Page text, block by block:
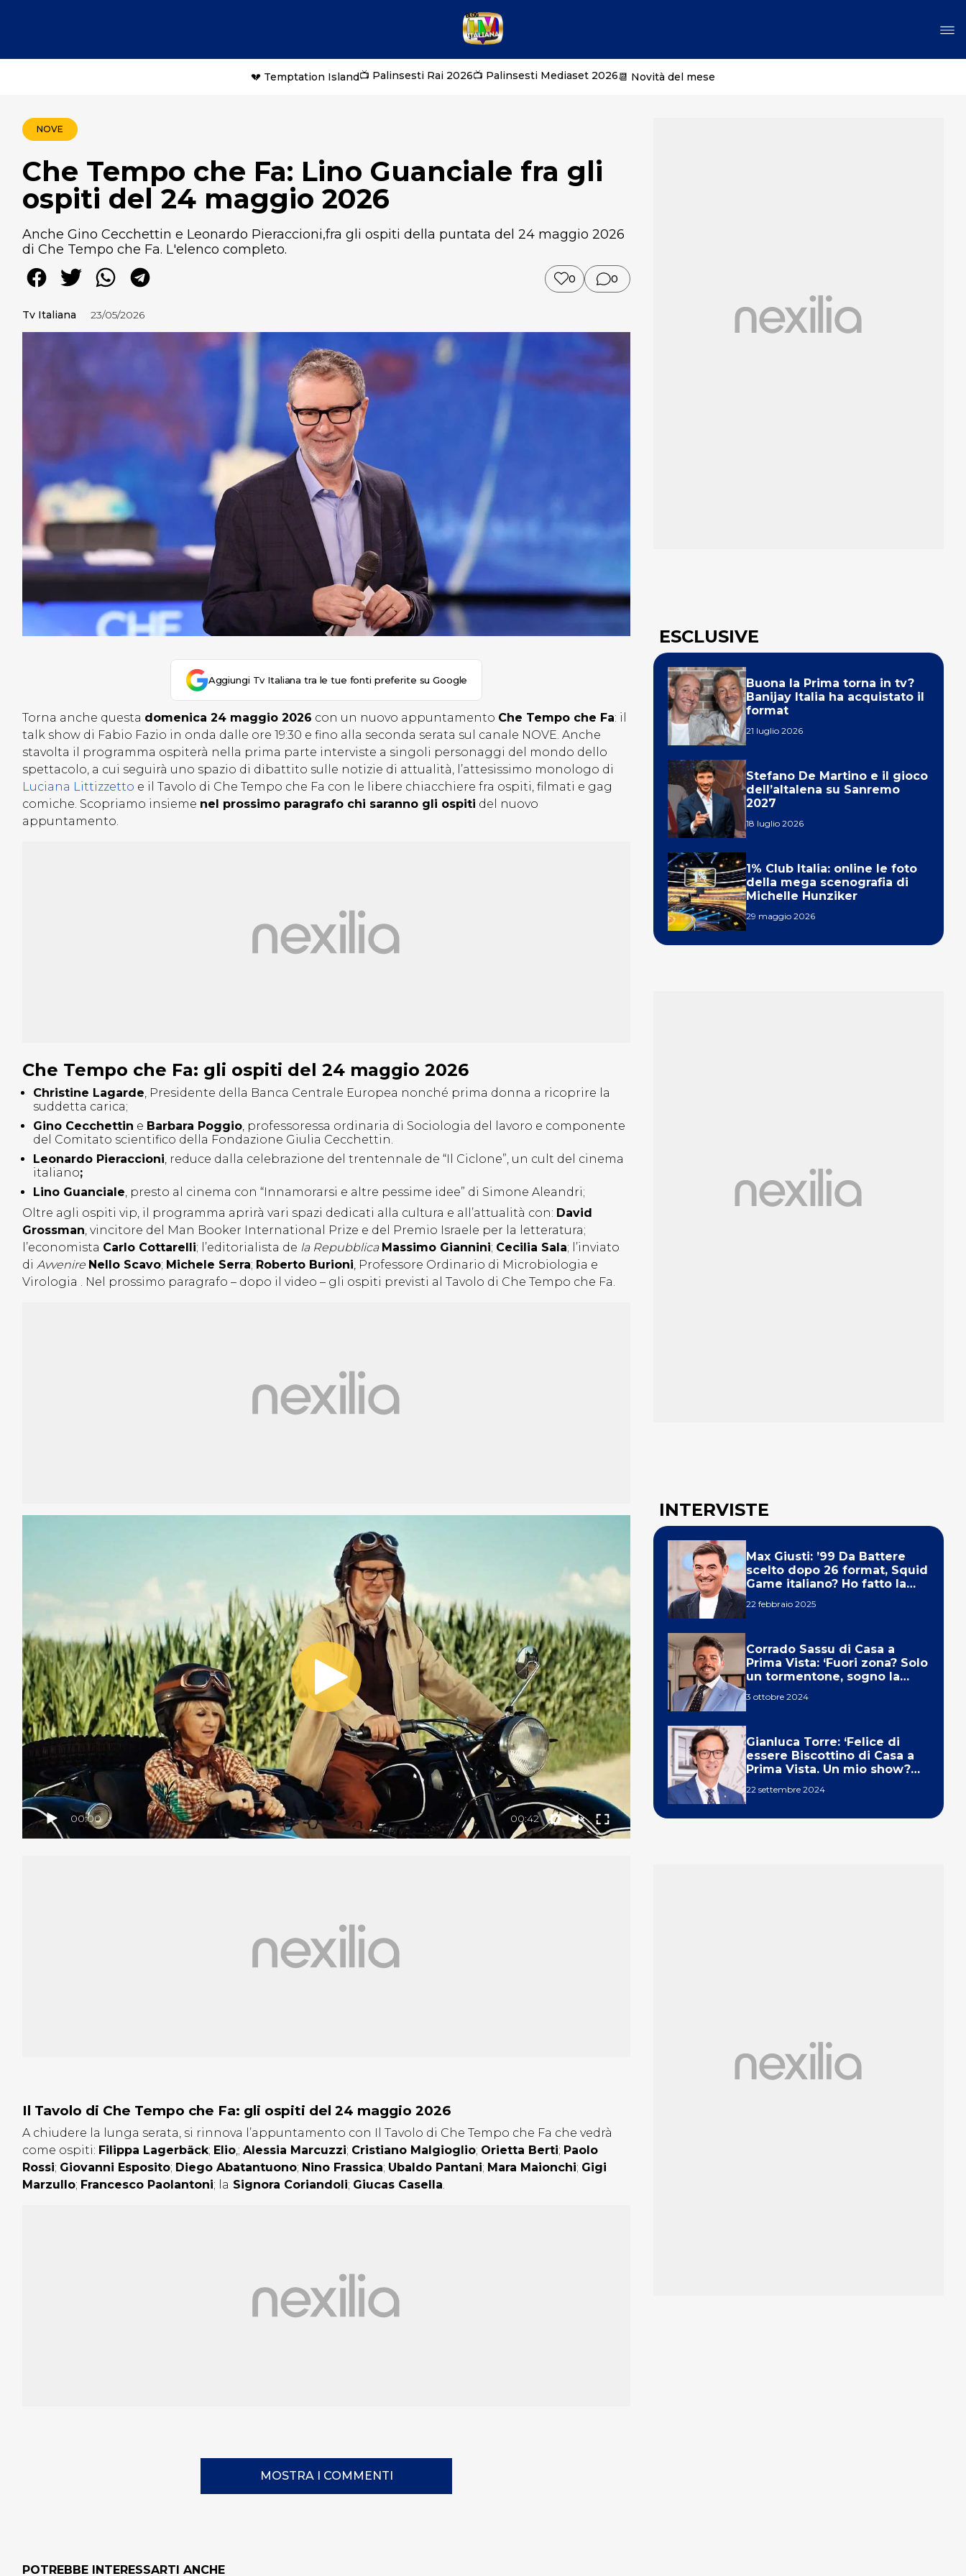
💔 Temptation Island📺 Palinsesti Rai 2026📺 Palinsesti Mediaset 2026📆 Novità del mese
NOVE
Che Tempo che Fa: Lino Guanciale fra gli
ospiti del 24 maggio 2026
Anche Gino Cecchettin e Leonardo Pieraccioni,fra gli ospiti della puntata del 24 maggio 2026
di Che Tempo che Fa. L'elenco completo.
0 0
Tv Italiana 23/05/2026
Aggiungi Tv Italiana tra le tue fonti preferite su Google
Torna anche questa domenica 24 maggio 2026 con un nuovo appuntamento Che Tempo che Fa: il
talk show di Fabio Fazio in onda dalle ore 19:30 e fino alla seconda serata sul canale NOVE. Anche
stavolta il programma ospiterà nella prima parte interviste a singoli personaggi del mondo dello
spettacolo, a cui seguirà uno spazio di dibattito sulle notizie di attualità, l’attesissimo monologo di
Luciana Littizzetto e il Tavolo di Che Tempo che Fa con le libere chiacchiere fra ospiti, filmati e gag
comiche. Scopriamo insieme nel prossimo paragrafo chi saranno gli ospiti del nuovo
appuntamento.
Che Tempo che Fa: gli ospiti del 24 maggio 2026
Christine Lagarde, Presidente della Banca Centrale Europea nonché prima donna a ricoprire la
suddetta carica;
Gino Cecchettin e Barbara Poggio, professoressa ordinaria di Sociologia del lavoro e componente
del Comitato scientifico della Fondazione Giulia Cecchettin.
Leonardo Pieraccioni, reduce dalla celebrazione del trentennale de “Il Ciclone”, un cult del cinema
italiano;
Lino Guanciale, presto al cinema con “Innamorarsi e altre pessime idee” di Simone Aleandri;
Oltre agli ospiti vip, il programma aprirà vari spazi dedicati alla cultura e all’attualità con: David
Grossman, vincitore del Man Booker International Prize e del Premio Israele per la letteratura;
l’economista Carlo Cottarelli; l’editorialista de la Repubblica Massimo Giannini; Cecilia Sala; l’inviato
di Avvenire Nello Scavo; Michele Serra; Roberto Burioni, Professore Ordinario di Microbiologia e
Virologia . Nel prossimo paragrafo – dopo il video – gli ospiti previsti al Tavolo di Che Tempo che Fa.
00:00 00:42
Il Tavolo di Che Tempo che Fa: gli ospiti del 24 maggio 2026
A chiudere la lunga serata, si rinnova l’appuntamento con Il Tavolo di Che Tempo che Fa che vedrà
come ospiti: Filippa Lagerbäck; Elio,; Alessia Marcuzzi; Cristiano Malgioglio; Orietta Berti; Paolo
Rossi; Giovanni Esposito; Diego Abatantuono; Nino Frassica; Ubaldo Pantani; Mara Maionchi; Gigi
Marzullo; Francesco Paolantoni; la Signora Coriandoli; Giucas Casella.
MOSTRA I COMMENTI
POTREBBE INTERESSARTI ANCHE
ESCLUSIVE
Buona la Prima torna in tv?
Banijay Italia ha acquistato il
format
21 luglio 2026
Stefano De Martino e il gioco
dell’altalena su Sanremo
2027
18 luglio 2026
1% Club Italia: online le foto
della mega scenografia di
Michelle Hunziker
29 maggio 2026
INTERVISTE
Max Giusti: ’99 Da Battere
scelto dopo 26 format, Squid
Game italiano? Ho fatto la
22 febbraio 2025
Corrado Sassu di Casa a
Prima Vista: ‘Fuori zona? Solo
un tormentone, sogno la
3 ottobre 2024
Gianluca Torre: ‘Felice di
essere Biscottino di Casa a
Prima Vista. Un mio show?
22 settembre 2024